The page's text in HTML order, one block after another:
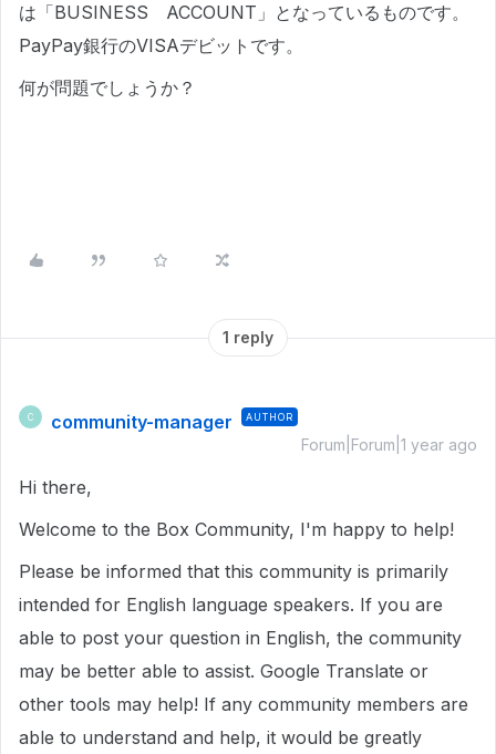
は「BUSINESS ACCOUNT」となっているものです。
PayPay銀行のVISAデビットです。
何が問題でしょうか？
1 reply
C community-manager AUTHOR
Forum|Forum|1 year ago
Hi there,
Welcome to the Box Community, I'm happy to help!
Please be informed that this community is primarily
intended for English language speakers. If you are
able to post your question in English, the community
may be better able to assist. Google Translate or
other tools may help! If any community members are
able to understand and help, it would be greatly